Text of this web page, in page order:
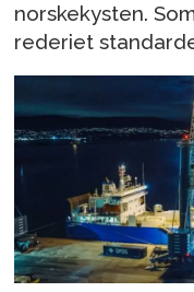
norskekysten.
rederiet